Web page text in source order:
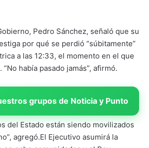
Pedro Sánchez, señaló que su
por qué se perdió “súbitamente”
a las 12:33, el momento en el que
había pasado jamás”, afirmó.
grupos de Noticia y Punto
del Estado están siendo movilizados
agregó.El Ejecutivo asumirá la